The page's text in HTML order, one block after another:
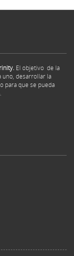
El objetivo de la
uno, desarrollar la
para que se pueda